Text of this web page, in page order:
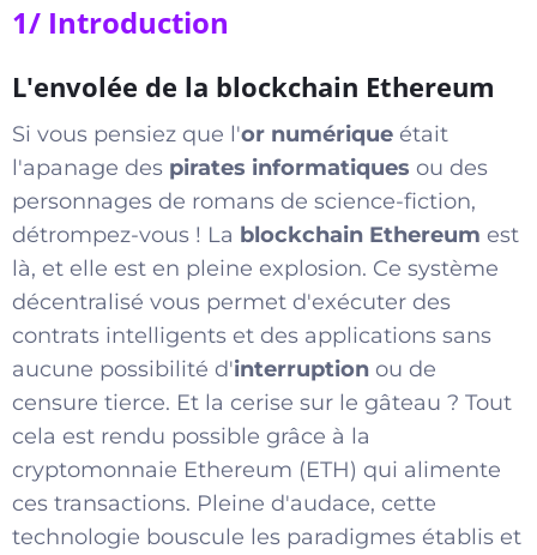
1/ Introduction
L'envolée de la blockchain Ethereum
Si vous pensiez que l'or numérique était
l'apanage des pirates informatiques ou des
personnages de romans de science-fiction,
détrompez-vous ! La blockchain Ethereum est
là, et elle est en pleine explosion. Ce système
décentralisé vous permet d'exécuter des
contrats intelligents et des applications sans
aucune possibilité d'interruption ou de
censure tierce. Et la cerise sur le gâteau ? Tout
cela est rendu possible grâce à la
cryptomonnaie Ethereum (ETH) qui alimente
ces transactions. Pleine d'audace, cette
technologie bouscule les paradigmes établis et